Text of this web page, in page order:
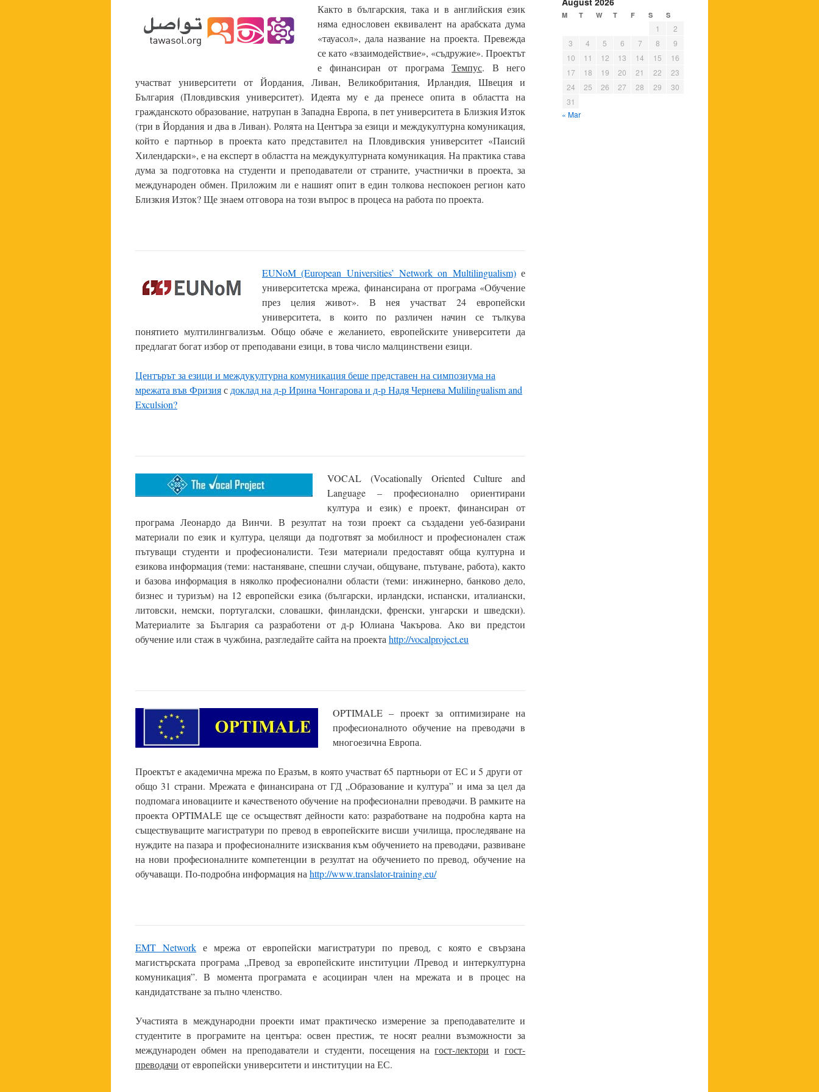
Както в българския, така и в английския език
няма еднословен еквивалент на арабската дума
«тауасoл», дала название на проекта. Превежда
се като «взаимодействие», «съдружие». Проектът
е финансиран от програма Темпус. В него
участват университети от Йордания, Ливан, Великобритания, Ирландия, Швеция и
България (Пловдивския университет). Идеята му е да пренесе опита в областта на
гражданското образование, натрупан в Западна Европа, в пет университета в Близкия Изток
(три в Йордания и два в Ливан). Ролята на Центъра за езици и междукултурна комуникация,
който е партньор в проекта като представител на Пловдивския университет «Паисий
Хилендарски», е на експерт в областта на междукултурната комуникация. На практика става
дума за подготовка на студенти и преподаватели от страните, участнички в проекта, за
международен обмен. Приложим ли е нашият опит в един толкова неспокоен регион като
Близкия Изток? Ще знаем отговора на този въпрос в процеса на работа по проекта.
EUNoM (European Universities’ Network on Multilingualism)е
университетска мрежа, финансирана от програма «Обучение
през целия живот». В нея участват 24 европейски
университета, в които по различен начин се тълкува
понятието мултилингвализъм. Общо обаче е желанието, европейските университети да
предлагат богат избор от преподавани езици, в това число малцинствени езици.
Центърът за езици и междукултурна комуникация беше представен на симпозиума на
мрежата във Фризияс доклад на д-р Ирина Чонгарова и д-р Надя Чернева Mulilingualism and
Exculsion?
VOCAL (Vocationally Oriented Culture and
Language – професионално ориентирани
култура и език) е проект, финансиран от
програма Леонардо да Винчи. В резултат на този проект са създадени уеб-базирани
материали по език и култура, целящи да подготвят за мобилност и професионален стаж
пътуващи студенти и професионалисти. Тези материали предоставят обща културна и
езикова информация (теми: настаняване, спешни случаи, общуване, пътуване, работа), както
и базова информация в няколко професионални области (теми: инжинерно, банково дело,
бизнес и туризъм) на 12 европейски езика (български, ирландски, испански, италиански,
литовски, немски, португалски, словашки, финландски, френски, унгарски и шведски).
Материалите за България са разработени от д-р Юлиана Чакърова. Ако ви предстои
обучение или стаж в чужбина, разгледайте сайта на проекта http://vocalproject.eu
OPTIMALE – проект за оптимизиране на
професионалното обучение на преводачи в
многоезична Европа.
Проектът е академична мрежа по Еразъм, в която участват 65 партньори от ЕС и 5 други от
общо 31 страни. Мрежата е финансирана от ГД „Образование и култура” и има за цел да
подпомага иновациите и качественото обучение на професионални преводачи. В рамките на
проекта OPTIMALE ще се осъществят дейности като: разработване на подробна карта на
съществуващите магистратури по превод в европейските висши училища, проследяване на
нуждите на пазара и професионалните изисквания към обучението на преводачи, развиване
на нови професионалните компетенции в резултат на обучението по превод, обучение на
обучаващи. По-подробна информация на http://www.translator-training.eu/
EMT Network е мрежа от европейски магистратури по превод, с която е свързана
магистърската програма „Превод за европейските институции /Превод и интеркултурна
комуникация”. В момента програмата е асоцииран член на мрежата и в процес на
кандидатстване за пълно членство.
Участията в международни проекти имат практическо измерение за преподавателите и
студентите в програмите на центъра: освен престиж, те носят реални възможности за
международен обмен на преподаватели и студенти, посещения нагост-лектори игост-
преводачи от европейски университети и институции на ЕС.
M T W T F S S
1
2
3
4 5 6 7 8
9
10
11 12 13 14 15
16
17
18 19 20 21 22
23
24
25 26 27 28 29
30
31
« Mar